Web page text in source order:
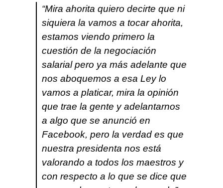
“Mira ahorita quiero decirte que ni
siquiera la vamos a tocar ahorita,
estamos viendo primero la
cuestión de la negociación
salarial pero ya más adelante que
nos aboquemos a esa Ley lo
vamos a platicar, mira la opinión
que trae la gente y adelantarnos
a algo que se anunció en
Facebook, pero la verdad es que
nuestra presidenta nos está
valorando a todos los maestros y
con respecto a lo que se dice que